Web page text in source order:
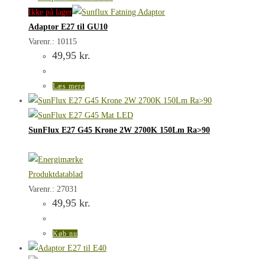
Ikke på lager
Adaptor E27 til GU10
Varenr.: 10115
49,95 kr.
Læs mere
SunFlux E27 G45 Krone 2W 2700K 150Lm Ra>90
Produktdatablad
Varenr.: 27031
49,95 kr.
Køb nu